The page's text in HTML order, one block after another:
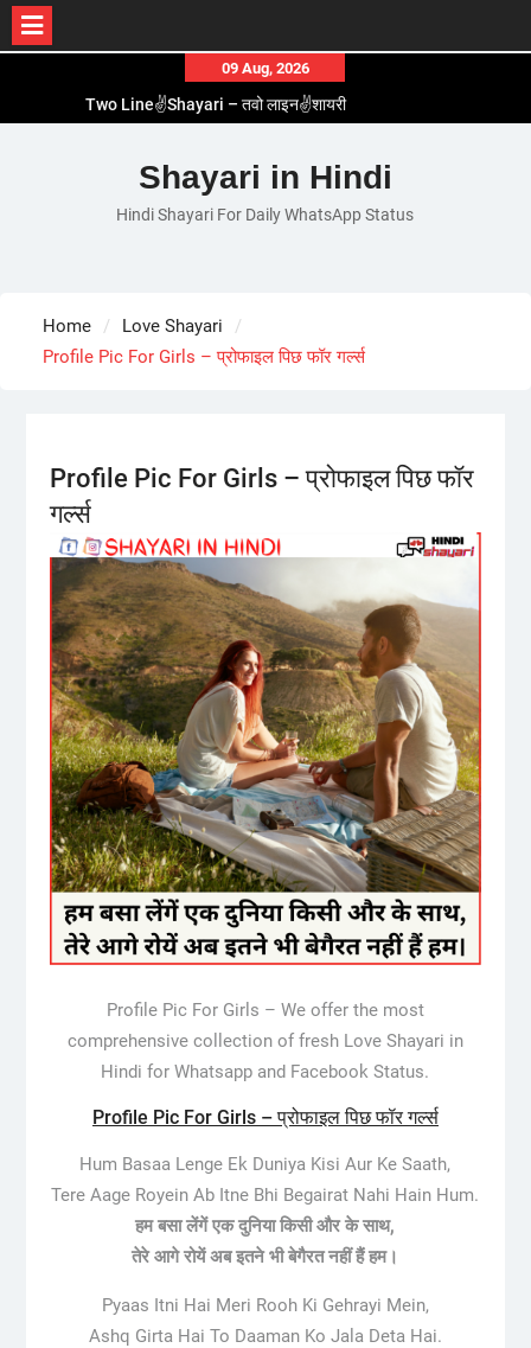
content
09 Aug, 2026
Two Line✌️Shayari – तवो लाइन✌️शायरी
Romantic Love😽Status – रोमांटिक लव😽स्टेटस
Love🥳Poetry In Hindi – लव🥳पोएट्री इन हिंदी
1 Line☝️Shayari In Hindi – १ लाइन☝️शायरी इन हिंदी
Shayari in Hindi
Hindi Shayari For Daily WhatsApp Status
Home
Love Shayari
Profile Pic For Girls – प्रोफाइल पिछ फॉर गर्ल्स
Profile Pic For Girls – प्रोफाइल पिछ फॉर
गर्ल्स
Profile Pic For Girls – We offer the most
comprehensive collection of fresh Love Shayari in
Hindi for Whatsapp and Facebook Status.
Profile Pic For Girls – प्रोफाइल पिछ फॉर गर्ल्स
Hum Basaa Lenge Ek Duniya Kisi Aur Ke Saath,
Tere Aage Royein Ab Itne Bhi Begairat Nahi Hain Hum.
हम बसा लेंगें एक दुनिया किसी और के साथ,
तेरे आगे रोयें अब इतने भी बेगैरत नहीं हैं हम।
Pyaas Itni Hai Meri Rooh Ki Gehrayi Mein,
Ashq Girta Hai To Daaman Ko Jala Deta Hai.